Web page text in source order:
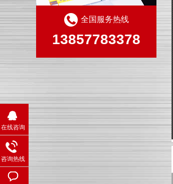
咖啡胶囊自动灌装封口机使用时的注意事项有哪些呢？
全国服务热线
13857783378
在线咨询
咨询热线